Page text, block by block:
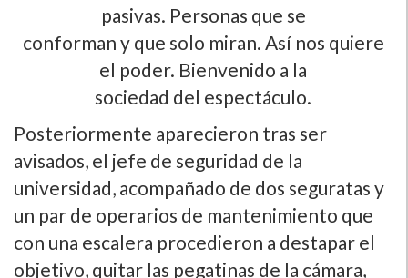
pasivas. Personas que se
conforman y que solo miran. Así­ nos quiere
el poder. Bienvenido a la
sociedad del espectáculo.
Posteriormente aparecieron tras ser
avisados, el jefe de seguridad de la
universidad, acompañado de dos seguratas y
un par de operarios de mantenimiento que
con una escalera procedieron a destapar el
objetivo, quitar las pegatinas de la cámara,